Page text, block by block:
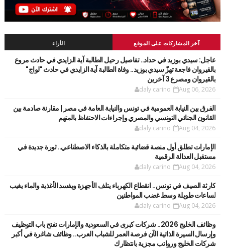
آخر المشاركات على الموقع الأراء
عاجل: سيدي بوزيد في حداد.. تفاصيل رحيل الطالبة آية الزايدي في حادث مروع
بالقيروان فاجعة تهزّ سيدي بوزيد.. وفاة الطالبة آية الزايدي في حادث "لواج"
بالقيروان ومصرع 3 آخرين
daly carino Aug 06, 2026
الفرق بين النيابة العمومية في تونس والنيابة العامة في مصر | مقارنة صادمة بين
القانون الجنائي التونسي والمصري وإجراءات الاحتفاظ بالمتهم
daly carino Aug 04, 2026
الإمارات تطلق أول منصة قضائية متكاملة بالذكاء الاصطناعي.. ثورة جديدة في
مستقبل العدالة الرقمية
daly carino Aug 04, 2026
كارثة الصيف في تونس.. انقطاع الكهرباء يتلف الأجهزة ويفسد الأغذية والماء يغيب
لساعات طويلة وسط غضب المواطنين
daly carino Aug 04, 2026
وظائف الخليج 2026.. شركات كبرى في السعودية والإمارات تفتح باب التوظيف
وإرسال السيرة الذاتية الآن فرصة العمر للشباب العرب.. وظائف شاغرة في أكبر
شركات الخليج ورواتب مجزية بانتظارك